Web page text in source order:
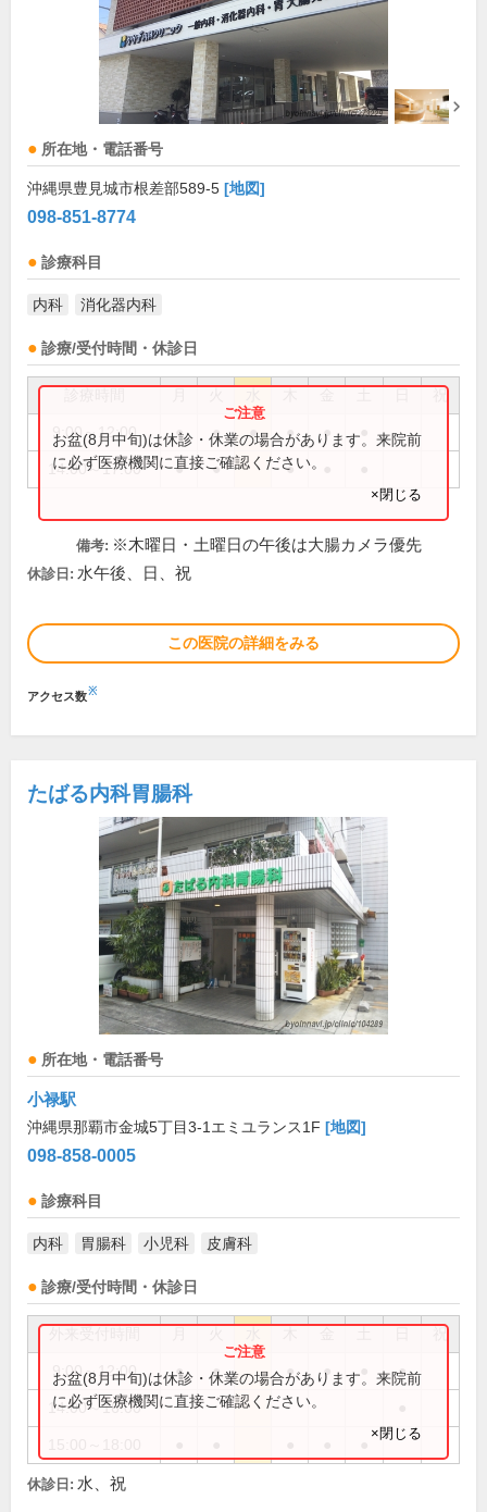
所在地・電話番号
沖縄県豊見城市根差部589-5 [地図]
098-851-8774
診療科目
内科 消化器内科
診療/受付時間・休診日
祝
9:00～12:00 ● ● ● ● ●
14:00～17:00 ● ● ●
お盆(8月中旬)は休診・休業の場合があります。来院前
に必ず医療機関に直接ご確認ください。
×閉じる
備考: ※木曜日・土曜日の午後は大腸カメラ優先
休診日: 水午後、日、祝
この医院の詳細をみる
アクセス数※
たばる内科胃腸科
所在地・電話番号
小禄駅
沖縄県那覇市金城5丁目3-1エミユランス1F [地図]
098-858-0005
診療科目
内科 胃腸科 小児科 皮膚科
診療/受付時間・休診日
祝
9:00～12:00 ● ● ● ● ●
14:00～16:00
お盆(8月中旬)は休診・休業の場合があります。来院前
に必ず医療機関に直接ご確認ください。
×閉じる
休診日: 水、祝